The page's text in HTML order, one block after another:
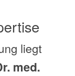
liegt
med.